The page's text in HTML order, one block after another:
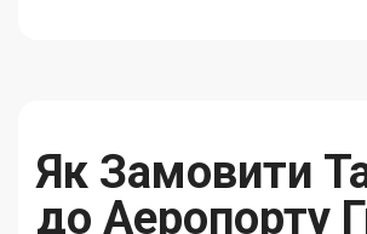
Як Замовити
до Аеропорту